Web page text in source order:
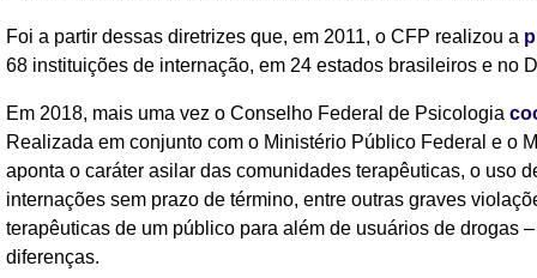
Foi a partir dessas diretrizes que, em 2011, o CFP realizou a
68 instituições de internação, em 24 estados brasileiros e no
Em 2018, mais uma vez o Conselho Federal de Psicologia
Realizada em conjunto com o Ministério Público Federal e o
aponta o caráter asilar das comunidades terapêuticas, o uso
internações sem prazo de término, entre outras graves
terapêuticas de um público para além de usuários de drogas
diferenças.